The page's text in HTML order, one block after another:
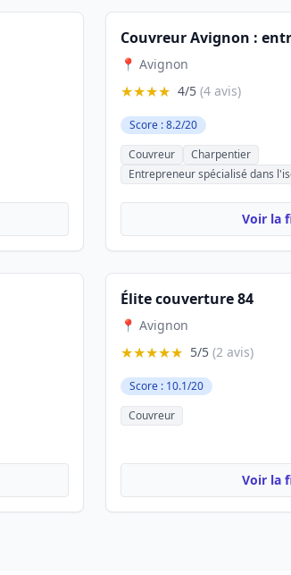
Couvreur Avignon :
📍 Avignon
★★★★ 4/5 (4 avis)
Score : 8.2/20
Couvreur
Charpentier
Entrepreneur spécialisé dans
Voir la
Élite couverture 84
📍 Avignon
★★★★★ 5/5 (2 avis)
Score : 10.1/20
Couvreur
Voir la